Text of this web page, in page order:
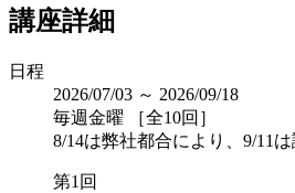
講座詳細
日程
2026/07/03 ～ 2026/09/18
毎週金曜 ［全10回］
8/14は弊社都合により、9/11
第1回